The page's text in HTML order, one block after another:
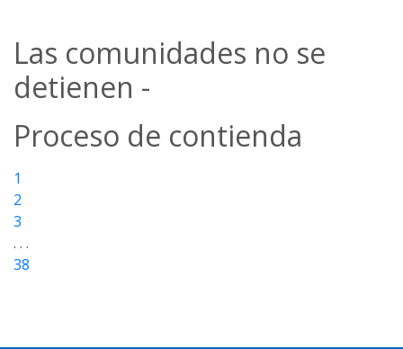
Las comunidades no se
detienen -
Proceso de contienda
1
2
3
. . .
38